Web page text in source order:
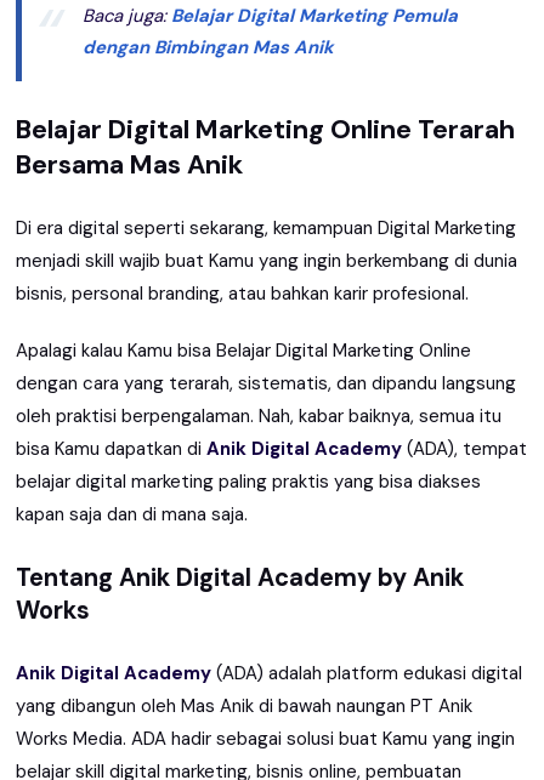
Baca juga: Belajar Digital Marketing Pemula
dengan Bimbingan Mas Anik
Belajar Digital Marketing Online Terarah
Bersama Mas Anik
Di era digital seperti sekarang, kemampuan Digital Marketing
menjadi skill wajib buat Kamu yang ingin berkembang di dunia
bisnis, personal branding, atau bahkan karir profesional.
Apalagi kalau Kamu bisa Belajar Digital Marketing Online
dengan cara yang terarah, sistematis, dan dipandu langsung
oleh praktisi berpengalaman. Nah, kabar baiknya, semua itu
bisa Kamu dapatkan diAnik Digital Academy (ADA), tempat
belajar digital marketing paling praktis yang bisa diakses
kapan saja dan di mana saja.
Tentang Anik Digital Academy by Anik
Works
Anik Digital Academy (ADA) adalah platform edukasi digital
yang dibangun oleh Mas Anik di bawah naungan PT Anik
Works Media. ADA hadir sebagai solusi buat Kamu yang ingin
belajar skill digital marketing, bisnis online, pembuatan